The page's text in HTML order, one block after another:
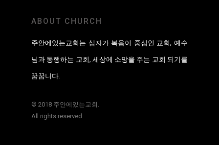
ABOUT CHURCH
주안에있는교회는 십자가 복음이 중심인 교회, 예수
님과 동행하는 교회, 세상에 소망을 주는 교회 되기를
꿈꿉니다.
© 2018 주안에있는교회.
All rights reserved.